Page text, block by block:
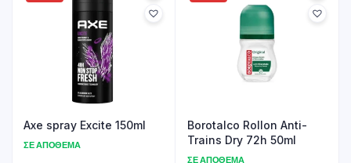
Axe spray Excite 150ml
ΣΕ ΑΠΌΘΕΜΑ
Borotalco Rollon Anti-
Trains Dry 72h 50ml
ΣΕ ΑΠΌΘΕΜΑ